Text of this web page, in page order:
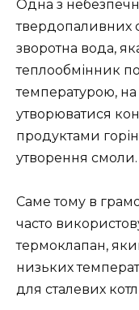
Одна з
твердопаливних
зворотна вода,
теплообмінник
температурою, на
утворюватися
продуктами
утворення смоли.
Саме тому в
часто
термоклапан,
низьких
для сталевих